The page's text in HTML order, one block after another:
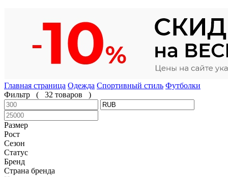
Главная страница Одежда Спортивный стиль Футболки
Фильтр
( 32 товаров )
Размер
Рост
Сезон
Статус
Бренд
Страна бренда